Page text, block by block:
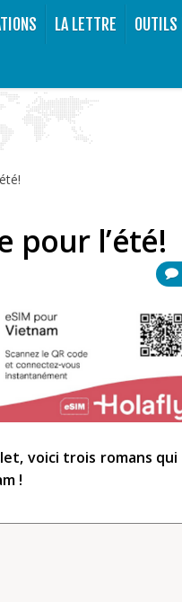
LA LETTRE
OUTILS
pour l’été!
voici trois romans qui
!